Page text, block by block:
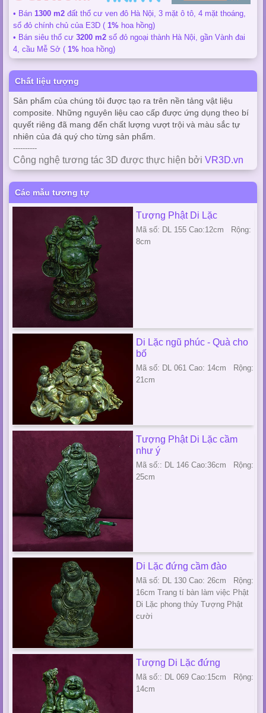
• Bán 1300 m2 đất thổ cư ven đô Hà Nội, 3 mặt ô tô, 4 mặt thoáng,
sổ đỏ chính chủ của E3D ( 1% hoa hồng)
• Bán siêu thổ cư 3200 m2 sổ đỏ ngoại thành Hà Nội, gần Vành đai
4, cầu Mễ Sở ( 1% hoa hồng)
Chất liệu tượng
Sản phẩm của chúng tôi được tạo ra trên nền tảng vật liệu
composite. Những nguyên liệu cao cấp được ứng dụng theo bí
quyết riêng đã mang đến chất lượng vượt trội và màu sắc tự
nhiên của đá quý cho từng sản phẩm.
----------
Công nghệ tương tác 3D được thực hiện bởi VR3D.vn
Các mẫu tương tự
Tượng Phật Di Lặc
Mã số: DL 155 Cao:12cm Rộng:
8cm
Di Lặc ngũ phúc - Quà cho
bố
Mã số: DL 061 Cao: 14cm Rộng:
21cm
Tượng Phật Di Lặc cầm
như ý
Mã số:: DL 146 Cao:36cm Rộng:
25cm
Di Lặc đứng cầm đào
Mã số: DL 130 Cao: 26cm Rộng:
16cm Trang tí bàn làm việc Phật
Di Lặc phong thủy Tượng Phật
cười
Tượng Di Lặc đứng
Mã số:: DL 069 Cao:15cm Rộng:
14cm